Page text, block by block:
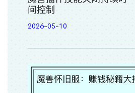
间控制
2026-05-10